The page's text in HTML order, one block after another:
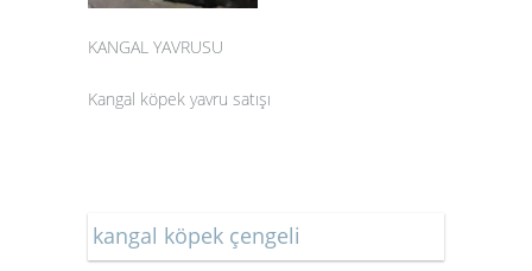
KANGAL YAVRUSU
Kangal köpek yavru satışı
kangal köpek çengeli